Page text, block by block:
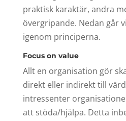
praktisk karaktär, andra
övergripande. Nedan går
igenom principerna.
Focus on value
Allt en organisation gör
direkt eller indirekt till
intressenter
att stöda/hjälpa. Detta